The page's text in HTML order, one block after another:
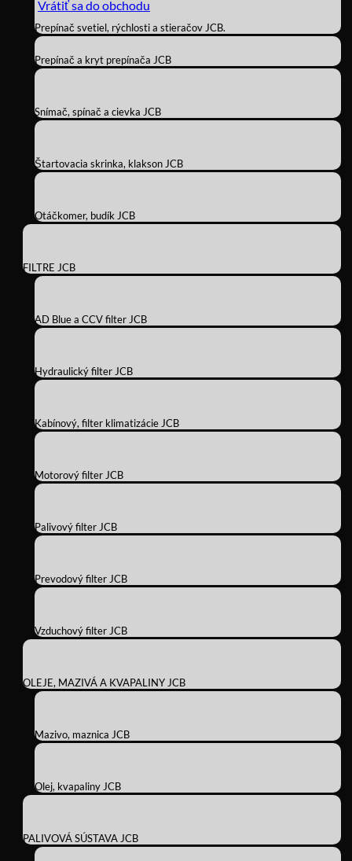
Vrátiť sa do obchodu
Prepínač svetiel, rýchlosti a stieračov JCB.
Prepínač a kryt prepínača JCB
Snímač, spínač a cievka JCB
Štartovacia skrinka, klakson JCB
Otáčkomer, budík JCB
FILTRE JCB
AD Blue a CCV filter JCB
Hydraulický filter JCB
Kabínový, filter klimatizácie JCB
Motorový filter JCB
Palivový filter JCB
Prevodový filter JCB
Vzduchový filter JCB
OLEJE, MAZIVÁ A KVAPALINY JCB
Mazivo, maznica JCB
Olej, kvapaliny JCB
PALIVOVÁ SÚSTAVA JCB